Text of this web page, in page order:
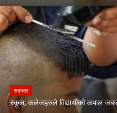
समाचार
स्कुल, कलेजहरुले विद्यार्थीको कपाल